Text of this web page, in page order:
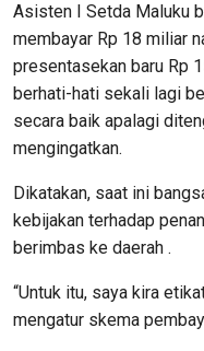
Asisten I Setda Maluku
membayar Rp 18 miliar
presentasekan baru Rp
berhati-hati sekali lagi
secara baik apalagi
mengingatkan.
Dikatakan, saat ini
kebijakan terhadap
berimbas ke daerah .
“Untuk itu, saya kira
mengatur skema